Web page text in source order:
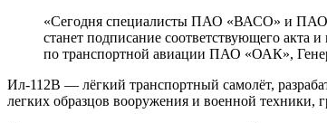
«Сегодня специалисты ПАО «ВАСО» и ПАО
станет подписание соответствующего акта
по транспортной авиации ПАО «ОАК»,
Ил-112В — лёгкий транспортный самолёт,
легких образцов вооружения и военной техники,